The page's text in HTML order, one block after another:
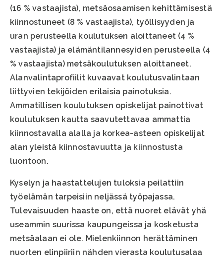
(16 % vastaajista), metsäosaamisen kehittämisestä
kiinnostuneet (8 % vastaajista), työllisyyden ja
uran perusteella koulutuksen aloittaneet (4 %
vastaajista) ja elämäntilannesyiden perusteella (4
% vastaajista) metsäkoulutuksen aloittaneet.
Alanvalintaprofiilit kuvaavat koulutusvalintaan
liittyvien tekijöiden erilaisia painotuksia.
Ammatillisen koulutuksen opiskelijat painottivat
koulutuksen kautta saavutettavaa ammattia
kiinnostavalla alalla ja korkea-asteen opiskelijat
alan yleistä kiinnostavuutta ja kiinnostusta
luontoon.
Kyselyn ja haastattelujen tuloksia peilattiin
työelämän tarpeisiin neljässä työpajassa.
Tulevaisuuden haaste on, että nuoret elävät yhä
useammin suurissa kaupungeissa ja kosketusta
metsäalaan ei ole. Mielenkiinnon herättäminen
nuorten elinpiiriin nähden vierasta koulutusalaa